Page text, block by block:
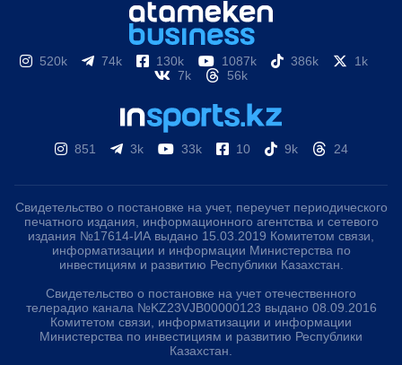
520k 74k 130k 1087k 386k
1k
7k
56k
851 3k 33k 10 9k 24
Свидетельство о постановке на учет, переучет периодического
печатного издания, информационного агентства и сетевого
издания №17614-ИА выдано 15.03.2019 Комитетом связи,
информатизации и информации Министерства по
инвестициям и развитию Республики Казахстан.
Свидетельство о постановке на учет отечественного
телерадио канала №KZ23VJB00000123 выдано 08.09.2016
Комитетом связи, информатизации и информации
Министерства по инвестициям и развитию Республики
Казахстан.